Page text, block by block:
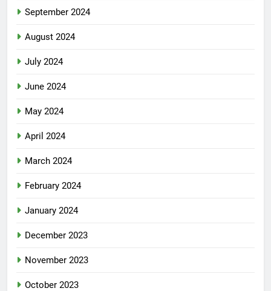
September 2024
August 2024
July 2024
June 2024
May 2024
April 2024
March 2024
February 2024
January 2024
December 2023
November 2023
October 2023